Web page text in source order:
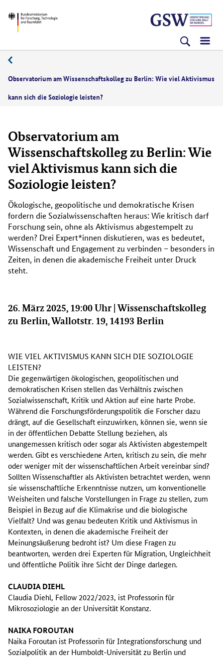
zum
(Eingabetaste)
zum
(Eingabetaste)
zur
(Eingabetaste)
BMFTR
Observatorium am Wissenschaftskolleg zu Berlin: Wie viel Aktivismus
kann sich die Soziologie leisten?
Observatorium am
Wissenschaftskolleg zu Berlin: Wie
viel Aktivismus kann sich die
Soziologie leisten?
Ökologische, geopolitische und demokratische Krisen
fordern die Sozialwissenschaften heraus: Wie kritisch darf
Forschung sein, ohne als Aktivismus abgestempelt zu
werden? Drei Expert*innen diskutieren, was es bedeutet,
Wissenschaft und Engagement zu verbinden – besonders in
Zeiten, in denen die akademische Freiheit unter Druck
steht.
26. März 2025, 19:00 Uhr | Wissenschaftskolleg
zu Berlin, Wallotstr. 19, 14193 Berlin
WIE VIEL AKTIVISMUS KANN SICH DIE SOZIOLOGIE
LEISTEN?
Die gegenwärtigen ökologischen, geopolitischen und
demokratischen Krisen stellen das Verhältnis zwischen
Sozialwissenschaft, Kritik und Aktion auf eine harte Probe.
Während die Forschungsförderungspolitik die Forscher dazu
drängt, auf die Gesellschaft einzuwirken, können sie, wenn sie
in der öffentlichen Debatte Stellung beziehen, als
unangemessen kritisch oder sogar als Aktivisten abgestempelt
werden. Gibt es verschiedene Arten, kritisch zu sein, die mehr
oder weniger mit der wissenschaftlichen Arbeit vereinbar sind?
Sollten Wissenschaftler als Aktivisten betrachtet werden, wenn
sie wissenschaftliche Erkenntnisse nutzen, um konventionelle
Weisheiten und falsche Vorstellungen in Frage zu stellen, zum
Beispiel in Bezug auf die Klimakrise und die biologische
Vielfalt? Und was genau bedeuten Kritik und Aktivismus in
Kontexten, in denen die akademische Freiheit der
Meinungsäußerung bedroht ist? Um diese Fragen zu
beantworten, werden drei Experten für Migration, Ungleichheit
und öffentliche Politik ihre Sicht der Dinge darlegen.
CLAUDIA DIEHL
Claudia Diehl, Fellow 2022/2023, ist Professorin für
Mikrosoziologie an der Universität Konstanz.
NAIKA FOROUTAN
Naika Foroutan ist Professorin für Integrationsforschung und
Sozialpolitik an der Humboldt-Universität zu Berlin und